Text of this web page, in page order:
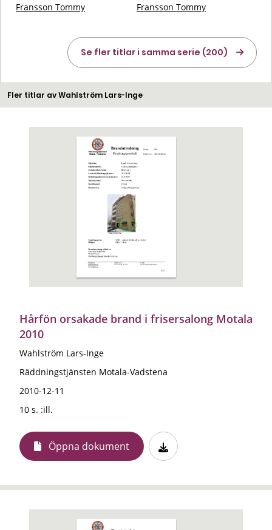
Fransson Tommy Fransson Tommy
Se fler titlar i samma serie (200)
Fler titlar av Wahlström Lars-Inge
Hårfön orsakade brand i frisersalong Motala
2010
Wahlström Lars-Inge
Räddningstjänsten Motala-Vadstena
2010-12-11
10 s. :ill.
Öppna dokument